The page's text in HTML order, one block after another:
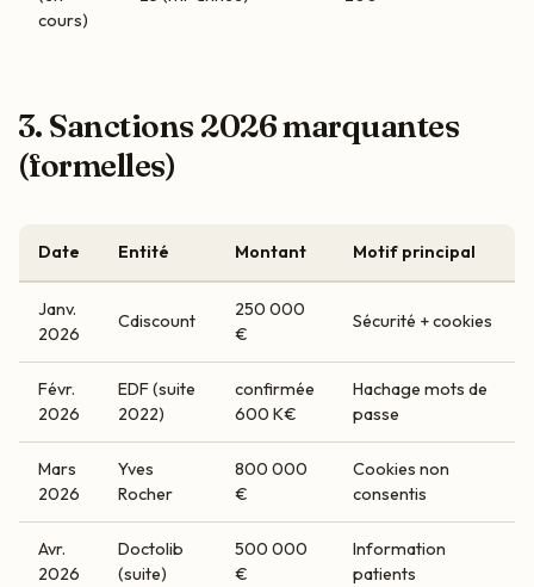
cours)
3. Sanctions 2026 marquantes
(formelles)
Date Entité Montant Motif principal
Janv.
2026
Cdiscount
250 000
€
Sécurité + cookies
Févr.
2026
EDF (suite
2022)
confirmée
600 K€
Hachage mots de
passe
Mars
2026
Yves
Rocher
800 000
€
Cookies non
consentis
Avr.
2026
Doctolib
(suite)
500 000
€
Information
patients